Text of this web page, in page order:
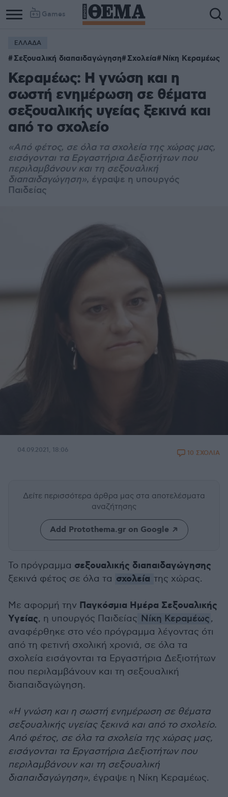
Games
ΕΛΛΑΔΑ
Σεξουαλική διαπαιδαγώγηση Σχολεία Νίκη Κεραμέως
Κεραμέως: Η γνώση και η
σωστή ενημέρωση σε θέματα
σεξουαλικής υγείας ξεκινά και
από το σχολείο
«Από φέτος, σε όλα τα σχολεία της χώρας μας,
εισάγονται τα Εργαστήρια Δεξιοτήτων που
περιλαμβάνουν και τη σεξουαλική
διαπαιδαγώγηση», έγραψε η υπουργός
Παιδείας
04.09.2021, 18:06 10 ΣΧΟΛΙΑ
Δείτε περισσότερα άρθρα μας στα αποτελέσματα
αναζήτησης
Add Protothema.gr on Google
Το πρόγραμμα σεξουαλικής διαπαιδαγώγησης
ξεκινά φέτος σε όλα τα σχολεία της χώρας.
Με αφορμή την Παγκόσμια Ημέρα Σεξουαλικής
Υγείας, η υπουργός Παιδείας Νίκη Κεραμέως,
αναφέρθηκε στο νέο πρόγραμμα λέγοντας ότι
από τη φετινή σχολική χρονιά, σε όλα τα
σχολεία εισάγονται τα Εργαστήρια Δεξιοτήτων
που περιλαμβάνουν και τη σεξουαλική
διαπαιδαγώγηση.
«Η γνώση και η σωστή ενημέρωση σε θέματα
σεξουαλικής υγείας ξεκινά και από το σχολείο.
Από φέτος, σε όλα τα σχολεία της χώρας μας,
εισάγονται τα Εργαστήρια Δεξιοτήτων που
περιλαμβάνουν και τη σεξουαλική
διαπαιδαγώγηση», έγραψε η Νίκη Κεραμέως.